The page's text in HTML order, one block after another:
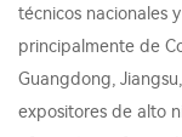
técnicos nacionales
principalmente de
Guangdong,
expositores de alto